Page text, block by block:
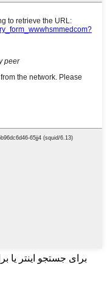
برای جستجو اینتر یا